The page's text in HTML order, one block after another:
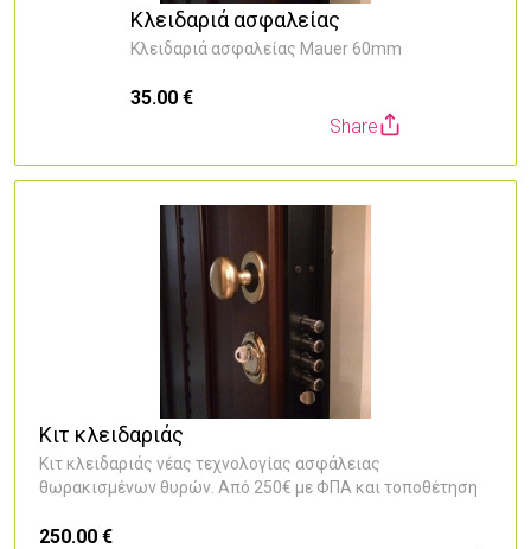
Κλειδαριά ασφαλείας
Κλειδαριά ασφαλείας Mauer 60mm
35.00 €
Share
Κιτ κλειδαριάς
Κιτ κλειδαριάς νέας τεχνολογίας ασφάλειας
θωρακισμένων θυρών. Από 250€ με ΦΠΑ και τοποθέτηση
250.00 €